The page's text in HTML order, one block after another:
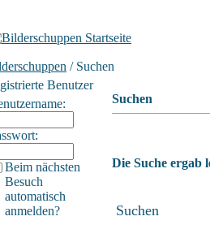
/ Suchen
Benutzer
Beim nächsten
Besuch
automatisch
anmelden?
Suchen
Die Suche ergab
Suchen